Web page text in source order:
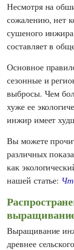
Несмотря на
сожалению, нет
сушеного
составляет в
Основное
сезонные и
выбросы. Чем
хуже ее
инжир имеет
Вы можете
различных
как
нашей статье:
Выращивание
древнее